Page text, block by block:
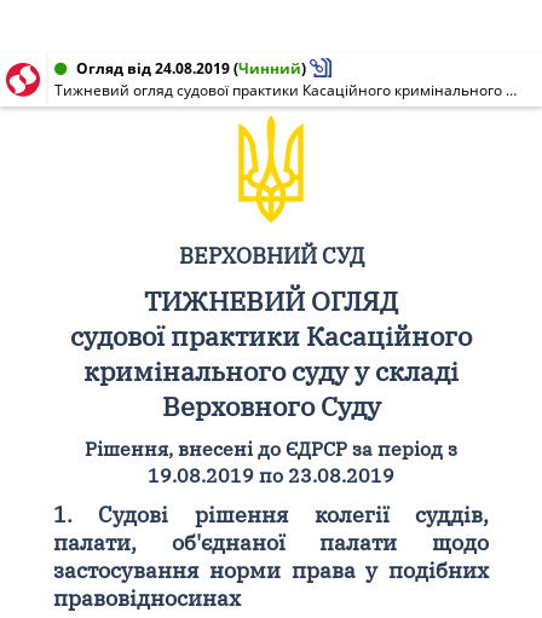
Огляд від 24.08.2019(Чинний)
Тижневий огляд судової практики Касаційного кримінального суду у складі Верховного Суду
ВЕРХОВНИЙ СУД
ТИЖНЕВИЙ ОГЛЯД
судової практики Касаційного
кримінального суду у складі
Верховного Суду
Рішення, внесені до ЄДРСР за період з
19.08.2019 по 23.08.2019
1. Судові рішення колегії суддів,
палати, об'єднаної палати щодо
застосування норми права у подібних
правовідносинах